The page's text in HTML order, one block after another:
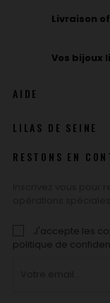
Livraison
Vos bijoux
AIDE
LILAS DE SEINE
RESTONS EN
J'accepte les
politique de